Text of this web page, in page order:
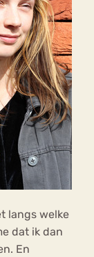
langs welke
dat ik dan
En